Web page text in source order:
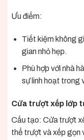
Ưu điểm:
Tiết kiệm không
gian nhỏ hẹp.
Phù hợp với nhà
sự linh hoạt trong
Cửa trượt xếp lớp
Cấu tạo: Cửa trượt
thể trượt và xếp gọn